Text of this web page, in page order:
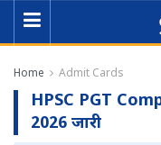
Home Admit Cards
HPSC PGT
2026 जारी